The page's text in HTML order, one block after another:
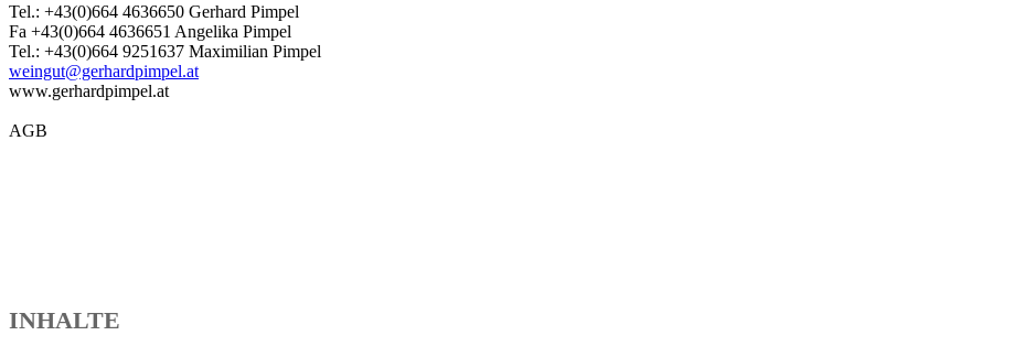
Tel.: +43(0)664 4636650 Gerhard Pimpel
Fa +43(0)664 4636651 Angelika Pimpel
Tel.: +43(0)664 9251637 Maximilian Pimpel
weingut@gerhardpimpel.at
www.gerhardpimpel.at
AGB
INHALTE